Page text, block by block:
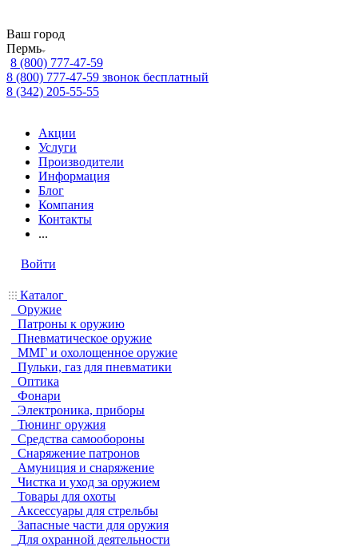
Ваш город
Пермь
8 (800) 777-47-59
8 (800) 777-47-59 звонок бесплатный
8 (342) 205-55-55
Акции
Услуги
Производители
Информация
Блог
Компания
Контакты
...
Войти
Каталог
Оружие
Патроны к оружию
Пневматическое оружие
ММГ и охолощенное оружие
Пульки, газ для пневматики
Оптика
Фонари
Электроника, приборы
Тюнинг оружия
Средства самообороны
Снаряжение патронов
Амуниция и снаряжение
Чистка и уход за оружием
Товары для охоты
Аксессуары для стрельбы
Запасные части для оружия
Для охранной деятельности